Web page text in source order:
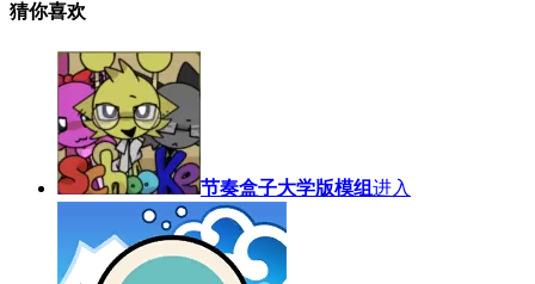
猜你喜欢
节奏盒子大学版模组进入